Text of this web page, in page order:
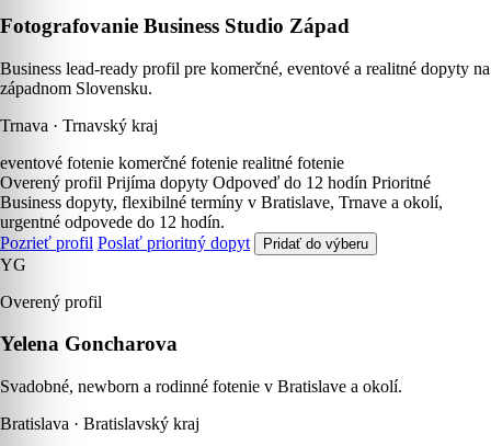
Fotografovanie Business Studio Západ
Business lead-ready profil pre komerčné, eventové a realitné dopyty na
západnom Slovensku.
Trnava · Trnavský kraj
eventové fotenie komerčné fotenie realitné fotenie
Overený profil Prijíma dopyty Odpoveď do 12 hodín Prioritné
Business dopyty, flexibilné termíny v Bratislave, Trnave a okolí,
urgentné odpovede do 12 hodín.
Pozrieť profil Poslať prioritný dopyt Pridať do výberu
YG
Overený profil
Yelena Goncharova
Svadobné, newborn a rodinné fotenie v Bratislave a okolí.
Bratislava · Bratislavský kraj